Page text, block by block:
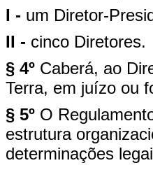
I - um Diretor-
II - cinco Diretores.
§ 4º Caberá, ao
Terra, em juízo ou
§ 5º O
estrutura
determinações